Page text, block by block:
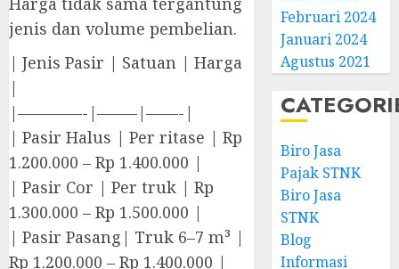
jenis dan volume pembelian.
| Jenis Pasir | Satuan | Harga
|
|————-|——–|——-|
| Pasir Halus | Per ritase | Rp
1.200.000 – Rp 1.400.000 |
| Pasir Cor | Per truk | Rp
1.300.000 – Rp 1.500.000 |
| Pasir Pasang| Truk 6–7 m³ |
Rp 1.200.000 – Rp 1.400.000 |
Februari 2024
Januari 2024
Agustus 2021
Biro Jasa
Pajak STNK
Biro Jasa
STNK
Blog
Informasi